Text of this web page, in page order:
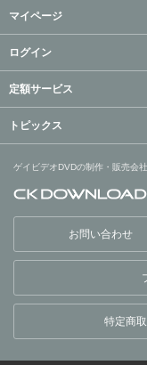
マイページ
ログイン
定額サービス
トピックス
ゲイビデオDVDの制作・販売会
ョンが運営する公式動画配
信サイト
お問い合わせ
特定商